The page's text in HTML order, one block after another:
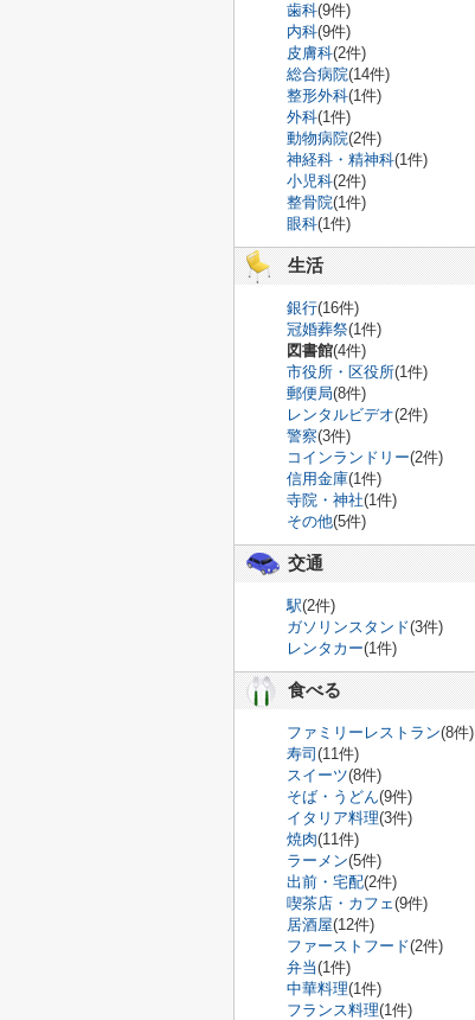
歯科(9件)
内科(9件)
皮膚科(2件)
総合病院(14件)
整形外科(1件)
外科(1件)
動物病院(2件)
神経科・精神科(1件)
小児科(2件)
整骨院(1件)
眼科(1件)
生活
銀行(16件)
冠婚葬祭(1件)
図書館(4件)
市役所・区役所(1件)
郵便局(8件)
レンタルビデオ(2件)
警察(3件)
コインランドリー(2件)
信用金庫(1件)
寺院・神社(1件)
その他(5件)
交通
駅(2件)
ガソリンスタンド(3件)
レンタカー(1件)
食べる
ファミリーレストラン(8件)
寿司 (11件)
スイーツ(8件)
そば・うどん(9件)
イタリア料理(3件)
焼肉(11件)
ラーメン(5件)
出前・宅配(2件)
喫茶店・カフェ(9件)
居酒屋(12件)
ファーストフード(2件)
弁当(1件)
中華料理(1件)
フランス料理(1件)